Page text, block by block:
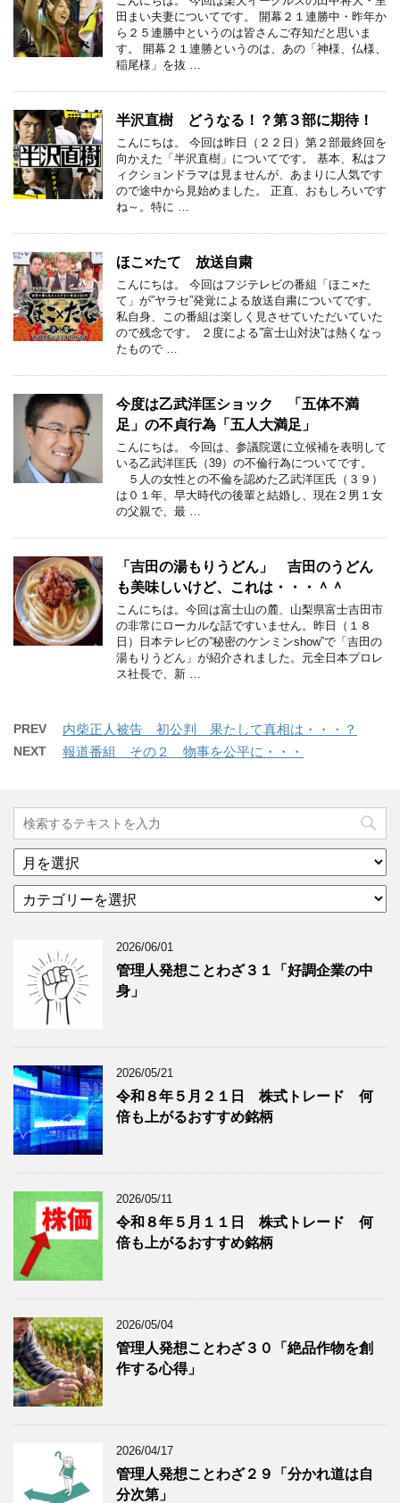
田まい夫妻についてです。 開幕２１連勝中・昨年か
ら２５連勝中というのは皆さんご存知だと思いま
す。 開幕２１連勝というのは、あの「神様、仏様、
稲尾様」を抜 …
半沢直樹 どうなる！？第３部に期待！
こんにちは。 今回は昨日（２２日）第２部最終回を
向かえた「半沢直樹」についてです。 基本、私はフ
ィクションドラマは見ませんが、あまりに人気です
ので途中から見始めました。 正直、おもしろいです
ね～。特に …
ほこ×たて 放送自粛
こんにちは。 今回はフジテレビの番組「ほこ×た
て」が”ヤラセ”発覚による放送自粛についてです。
私自身、この番組は楽しく見させていただいていた
ので残念です。 ２度による”富士山対決”は熱くなっ
たもので …
今度は乙武洋匡ショック 「五体不満
足」の不貞行為「五人大満足」
こんにちは。 今回は、参議院選に立候補を表明して
いる乙武洋匡氏（39）の不倫行為についてです。
５人の女性との不倫を認めた乙武洋匡氏（３９）
は０１年、早大時代の後輩と結婚し、現在２男１女
の父親で、最 …
「吉田の湯もりうどん」 吉田のうどん
も美味しいけど、これは・・・＾＾
こんにちは。今回は富士山の麓、山梨県富士吉田市
の非常にローカルな話ですいません。昨日（１８
日）日本テレビの”秘密のケンミンshow”で「吉田の
湯もりうどん」が紹介されました。元全日本プロレ
ス社長で、新 …
PREV 内柴正人被告 初公判 果たして真相は・・・？
NEXT 報道番組 その２ 物事を公平に・・・
ア
ー
イ
グ
記
事
を
表
示
テ
ー
グ
記
事
を
表
示
2026/06/01
管理人発想ことわざ３１「好調企業の中
身」
2026/05/21
令和８年５月２１日 株式トレード 何
倍も上がるおすすめ銘柄
2026/05/11
令和８年５月１１日 株式トレード 何
倍も上がるおすすめ銘柄
2026/05/04
管理人発想ことわざ３０「絶品作物を創
作する心得」
2026/04/17
管理人発想ことわざ２９「分かれ道は自
分次第」